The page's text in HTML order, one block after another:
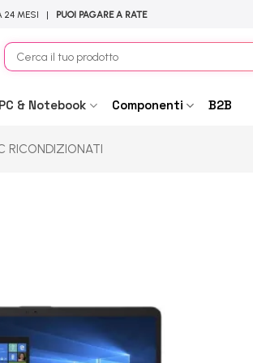
24 MESI | PUOI PAGARE A RATE
Cerca:
PC & Notebook Componenti B2B
RICONDIZIONATI